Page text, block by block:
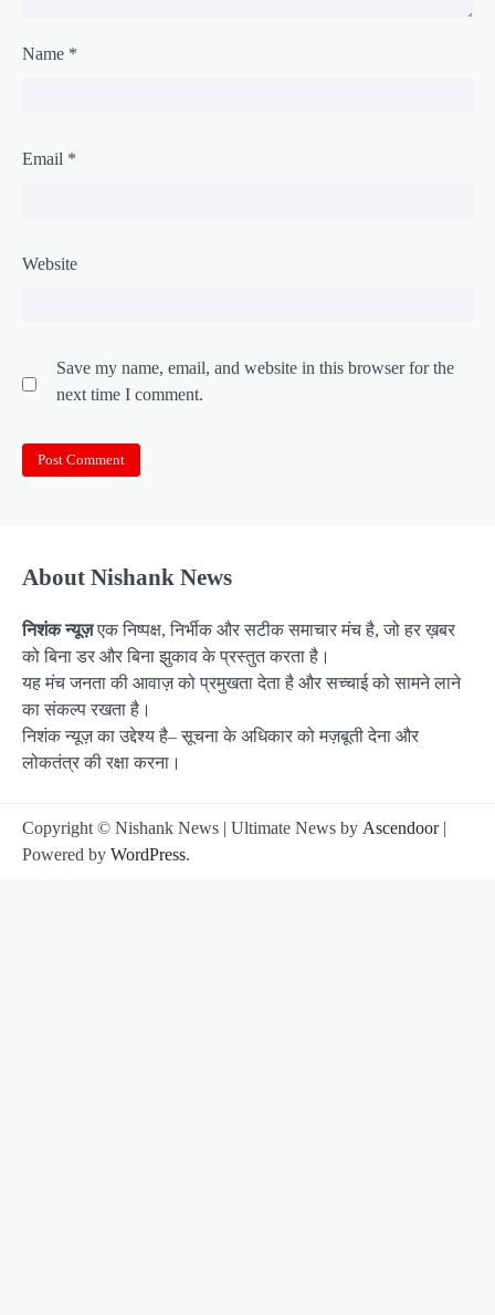
Name *
Email *
Website
Save my name, email, and website in this browser for the
next time I comment.
About Nishank News
निशंक न्यूज़एक निष्पक्ष, निर्भीक और सटीक समाचार मंच है, जो हर ख़बर
को बिना डर और बिना झुकाव के प्रस्तुत करता है।
यह मंच जनता की आवाज़ को प्रमुखता देता है और सच्चाई को सामने लाने
का संकल्प रखता है।
निशंक न्यूज़ का उद्देश्य है– सूचना के अधिकार को मज़बूती देना और
लोकतंत्र की रक्षा करना।
Copyright © Nishank News | Ultimate News by Ascendoor|
Powered by WordPress.